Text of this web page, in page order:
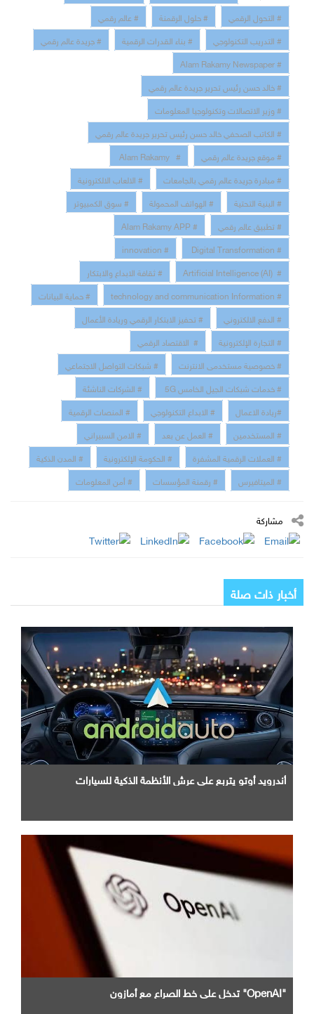
# التحول الرقمي
# حلول الرقمنة
# عالم رقمي
# التدريب التكنولوجي
# بناء القدرات الرقمية
# جريدة عالم رقمي
# Alam Rakamy Newspaper
# خالد حسن رئيس تحرير جريدة عالم رقمي
# وزير الاتصالات وتكنولوجيا المعلومات
# الكاتب الصحفي خالد حسن رئيس تحرير جريدة عالم رقمي
# موقع جريدة عالم رقمي
# Alam Rakamy
# مبادرة جريدة عالم رقمي بالجامعات
# الالعاب الالكترونية
# البنية التحتية
# الهواتف المحمولة
# سوق الكمبيوتر
# تطبيق عالم رقمي
# Alam Rakamy APP
# Digital Transformation
# innovation
# Artificial Intelligence (AI)
# ثقافة الابداع والابتكار
# technology and communication Information
# حماية البيانات
# الدفع الالكتروني
# تحفيز الابتكار الرقمي وريادة الأعمال
# التجارة الإلكترونية
# الاقتصاد الرقمي
# خصوصية مستخدمى الانترنت
# شبكات التواصل الاجتماعي
# خدمات شبكات الجيل الخامس 5G
# الشركات الناشئة
#ريادة الاعمال
# الابداع التكنولوجي
# المنصات الرقمية
# المستخدمين
# العمل عن بعد
# الامن السبيراني
# العملات الرقمية المشفرة
# الحكومة الإلكترونية
# المدن الذكية
# الميتافيرس
# رقمنة المؤسسات # أمن المعلومات
مشاركة
أخبار ذات صلة
أندرويد أوتو يتربع علي عرش الأنظمة الذكية للسيارات
"OpenAI" تدخل علي خط الصراع مع أمازون